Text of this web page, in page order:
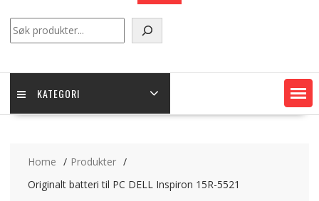
KATEGORI
Home
Produkter
Originalt batteri til PC DELL Inspiron 15R-5521